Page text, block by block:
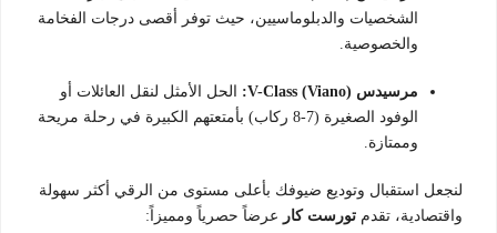
الشخصيات والدبلوماسيين، حيث توفر أقصى درجات الفخامة
والخصوصية.
مرسيدس V-Class (Viano):
الحل الأمثل لنقل العائلات أو
الوفود الصغيرة (7-8 ركاب) بأمتعتهم الكبيرة في رحلة مريحة
وممتازة.
لنجعل استقبال وتوديع ضيوفك بأعلى مستوى من الرقي أكثر سهولة
واقتصادية، تقدم تورست كار عرضاً حصرياً ومميزاً: